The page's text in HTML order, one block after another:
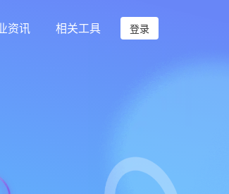
资讯 相关工具 登录